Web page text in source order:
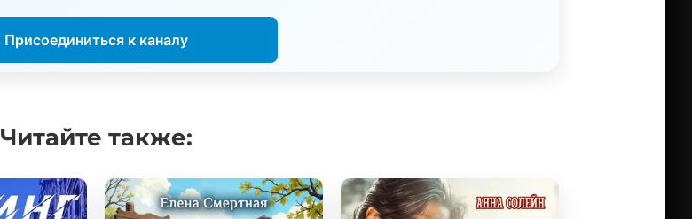
Присоединиться к каналу
Читайте также: